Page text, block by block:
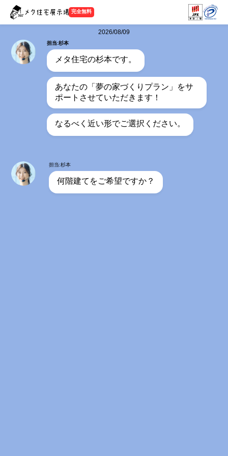
完全無料
2026/08/09
担当:杉本
メタ住宅の杉本です。
あなたの「夢の家づくりプラン」をサ
ポートさせていただきます！
なるべく近い形でご選択ください。
担当:杉本
何階建てをご希望ですか？